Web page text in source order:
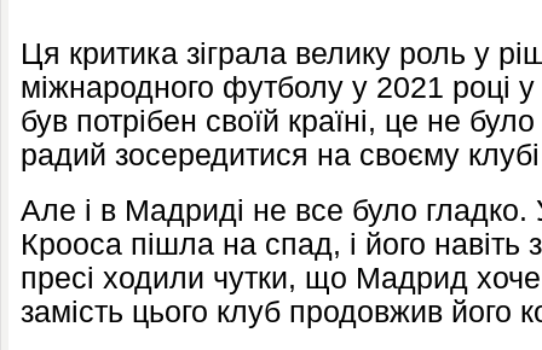
Ця критика зіграла велику роль у
міжнародного футболу у 2021 році у
був потрібен своїй країні, це не
радий зосередитися на своєму
Але і в Мадриді не все було
Крооса пішла на спад, і його
пресі ходили чутки, що Мадрид
замість цього клуб продовжив його